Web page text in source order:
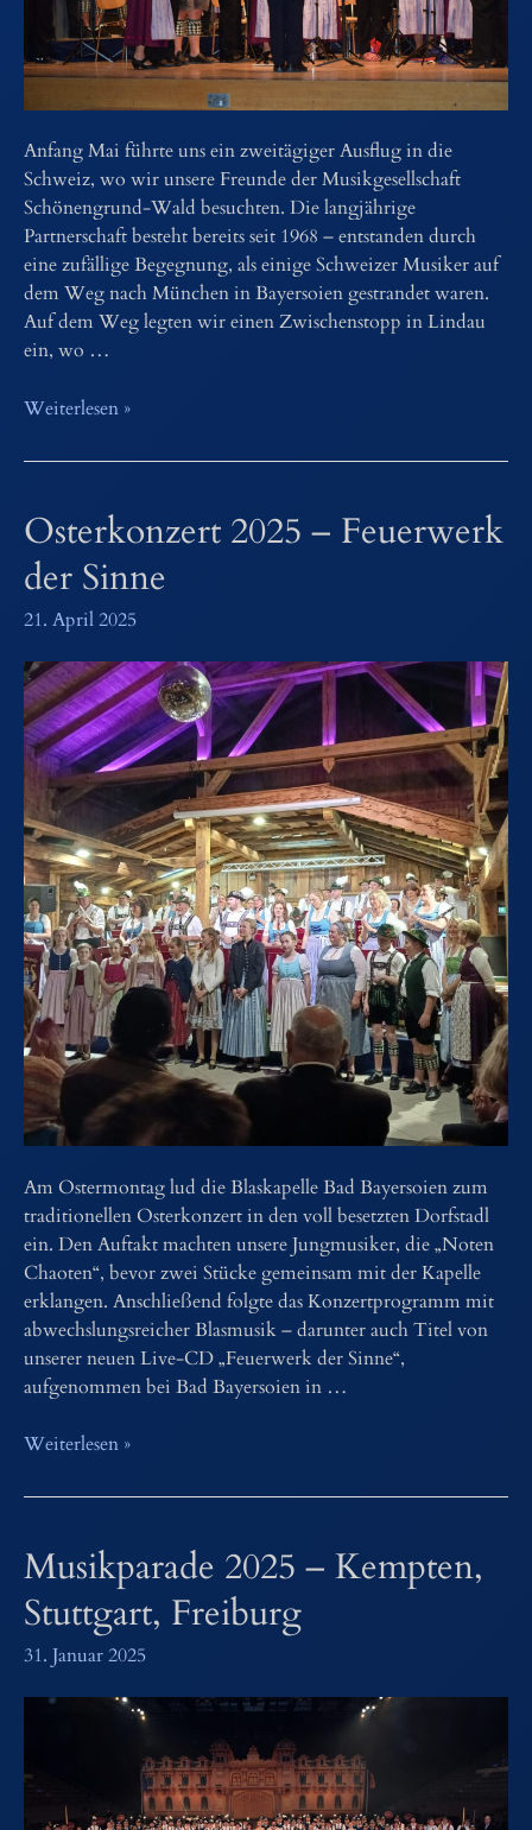
Anfang Mai führte uns ein zweitägiger Ausflug in die
Schweiz, wo wir unsere Freunde der Musikgesellschaft
Schönengrund-Wald besuchten. Die langjährige
Partnerschaft besteht bereits seit 1968 – entstanden durch
eine zufällige Begegnung, als einige Schweizer Musiker auf
dem Weg nach München in Bayersoien gestrandet waren.
Auf dem Weg legten wir einen Zwischenstopp in Lindau
ein, wo …
Ausflug
Schönengrund
Besuch
bei
Freunden
Weiterlesen »
Osterkonzert 2025 – Feuerwerk
der Sinne
21. April 2025
Am Ostermontag lud die Blaskapelle Bad Bayersoien zum
traditionellen Osterkonzert in den voll besetzten Dorfstadl
ein. Den Auftakt machten unsere Jungmusiker, die „Noten
Chaoten“, bevor zwei Stücke gemeinsam mit der Kapelle
erklangen. Anschließend folgte das Konzertprogramm mit
abwechslungsreicher Blasmusik – darunter auch Titel von
unserer neuen Live-CD „Feuerwerk der Sinne“,
aufgenommen bei Bad Bayersoien in …
Osterkonzert
–
der
Sinne
Weiterlesen »
Musikparade 2025 – Kempten,
Stuttgart, Freiburg
31. Januar 2025